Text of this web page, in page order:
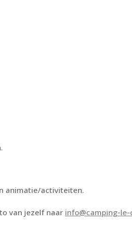
animatie/activiteiten.
van jezelf naar info@camping-le-